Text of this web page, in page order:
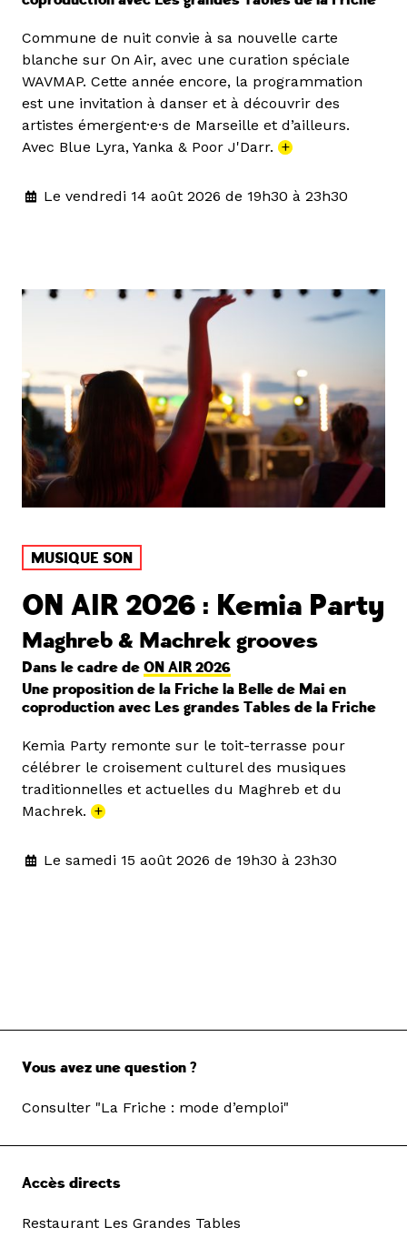
Commune de nuit convie à sa nouvelle carte
blanche sur On Air, avec une curation spéciale
WAVMAP. Cette année encore, la programmation
est une invitation à danser et à découvrir des
artistes émergent·e·s de Marseille et d’ailleurs.
Avec Blue Lyra, Yanka & Poor J'Darr. +
Le vendredi 14 août 2026 de 19h30 à 23h30
MUSIQUE SON
ON AIR 2026 : Kemia Party
Maghreb & Machrek grooves
Dans le cadre de ON AIR 2026
Une proposition de la Friche la Belle de Mai en
coproduction avec Les grandes Tables de la Friche
Kemia Party remonte sur le toit-terrasse pour
célébrer le croisement culturel des musiques
traditionnelles et actuelles du Maghreb et du
Machrek. +
Le samedi 15 août 2026 de 19h30 à 23h30
Vous avez une question ?
Consulter "La Friche : mode d’emploi"
Accès directs
Restaurant Les Grandes Tables